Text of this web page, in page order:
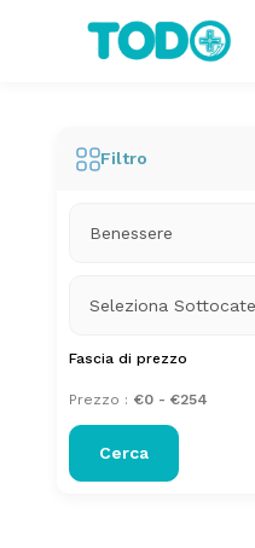
Filtro
Fascia di prezzo
Prezzo :
Cerca